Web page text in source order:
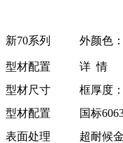
新70系列 外颜色
型材配置
详 情
型材尺寸
框厚度
型材配置
国标
表面处理
超耐候